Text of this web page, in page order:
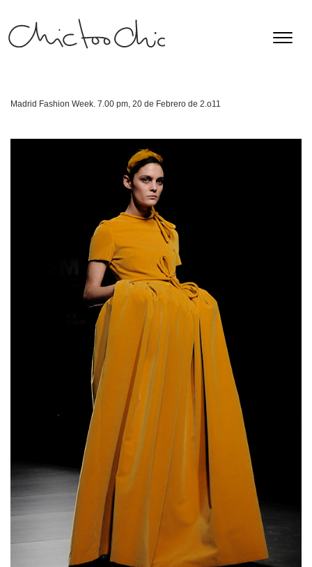
Madrid Fashion Week. 7.00 pm, 20 de Febrero de 2.o11